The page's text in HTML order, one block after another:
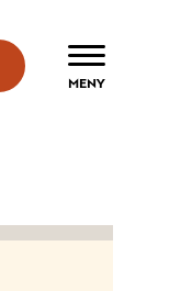
ÖPPNA
MENY